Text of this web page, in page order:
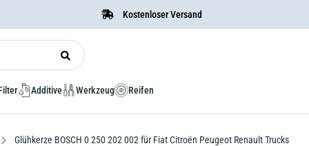
Kostenloser Versand
Additive Werkzeug Reifen
Glühkerze BOSCH 0 250 202 002 für Fiat Citroën Peugeot Renault Trucks